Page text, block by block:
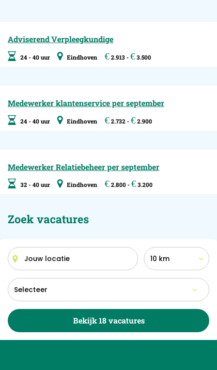
Adviserend Verpleegkundige
24 - 40 uur Eindhoven €2.913 - €3.500
Medewerker klantenservice per september
24 - 40 uur Eindhoven €2.732 - €2.900
Medewerker Relatiebeheer per september
32 - 40 uur Eindhoven €2.800 - €3.200
Zoek vacatures
10 km
Bekijk 18 vacatures